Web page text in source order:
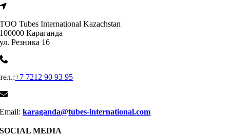
ТОО Tubes International Kazachstan
100000 Караганда
ул. Резника 16
тел.:+7 7212 90 93 95
Email:karaganda@tubes-international.com
SOCIAL MEDIA